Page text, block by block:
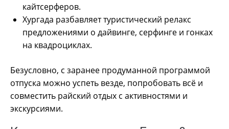
кайтсерферов.
Хургада разбавляет туристический релакс
предложениями о дайвинге, серфинге и гонках
на квадроциклах.
Безусловно, с заранее продуманной программой
отпуска можно успеть везде, попробовать всё и
совместить райский отдых с активностями и
экскурсиями.